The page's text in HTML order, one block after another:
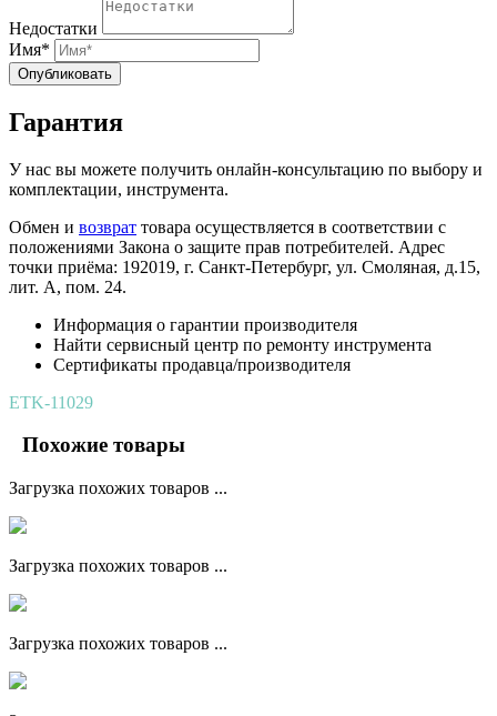
Недостатки
Имя*
Опубликовать
Гарантия
У нас вы можете получить онлайн-консультацию по выбору и
комплектации, инструмента.
Обмен и возврат товара осуществляется в соответствии с
положениями Закона о защите прав потребителей. Адрес
точки приёма: 192019, г. Санкт-Петербург, ул. Смоляная, д.15,
лит. А, пом. 24.
Информация о гарантии производителя
Найти сервисный центр по ремонту инструмента
Сертификаты продавца/производителя
ETK-11029
Похожие товары
Загрузка похожих товаров ...
Загрузка похожих товаров ...
Загрузка похожих товаров ...